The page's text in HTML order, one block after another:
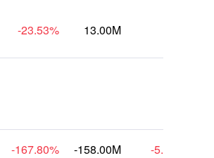
-23.53% 13.00M
-167.80% -158.00M -5.93